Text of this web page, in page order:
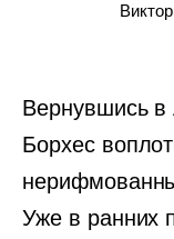
Вернувшись в
Борхес
Уже в ранних